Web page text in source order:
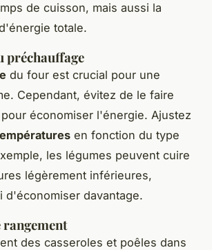
de cuisson, mais aussi la
totale.
préchauffage
du four est crucial pour une
Cependant, évitez de le faire
économiser l'énergie. Ajustez
en fonction du type
les légumes peuvent cuire
légèrement inférieures,
d'économiser davantage.
rangement
des casseroles et poêles dans